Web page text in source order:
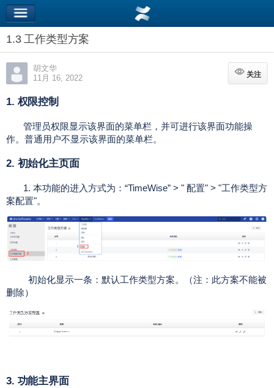
1.3 工作类型方案
胡文华
11月 16, 2022
关注
关注
1. 权限控制
管理员权限显示该界面的菜单栏，并可进行该界面功能操
作。普通用户不显示该界面的菜单栏。
2. 初始化主页面
1. 本功能的进入方式为：“TimeWise” > " 配置" > "工作类型方
案配置"。
初始化显示一条：默认工作类型方案。（注：此方案不能被
删除）
3. 功能主界面